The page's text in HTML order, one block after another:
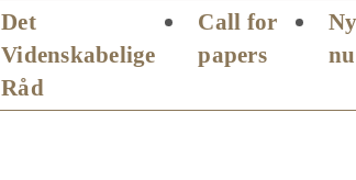
Det
Videnskabelige
Råd
Call for
papers